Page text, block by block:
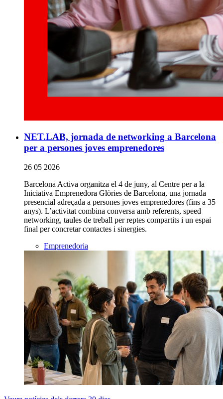
NET.LAB, jornada de networking a Barcelona
per a persones joves emprenedores
26 05 2026
Barcelona Activa organitza el 4 de juny, al Centre per a la
Iniciativa Emprenedora Glòries de Barcelona, una jornada
presencial adreçada a persones joves emprenedores (fins a 35
anys). L’activitat combina conversa amb referents, speed
networking, taules de treball per reptes compartits i un espai
final per concretar contactes i sinergies.
Emprenedoria